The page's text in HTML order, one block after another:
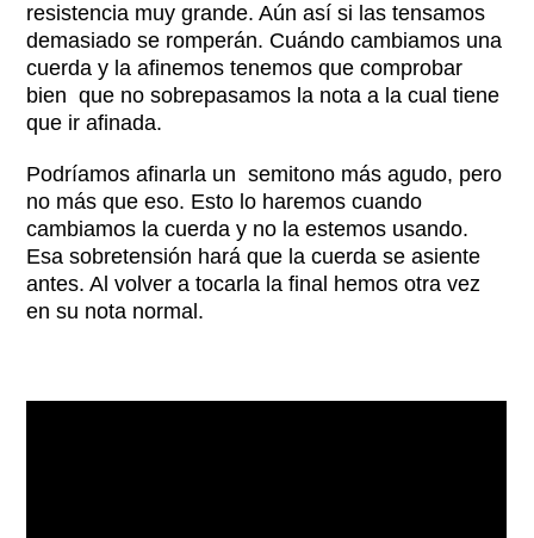
resistencia muy grande. Aún así si las tensamos
demasiado se romperán. Cuándo cambiamos una
cuerda y la afinemos tenemos que comprobar
bien que no sobrepasamos la nota a la cual tiene
que ir afinada.
Podríamos afinarla un semitono más agudo, pero
no más que eso. Esto lo haremos cuando
cambiamos la cuerda y no la estemos usando.
Esa sobretensión hará que la cuerda se asiente
antes. Al volver a tocarla la final hemos otra vez
en su nota normal.